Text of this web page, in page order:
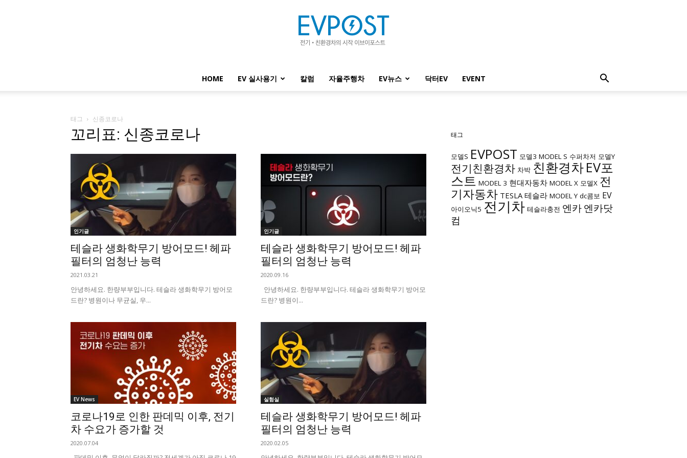
HOME EV 실사용기 칼럼 자율주행차 EV뉴스 닥터EV EVENT
태그 신종코로나
꼬리표: 신종코로나
인기글
테슬라 생화학무기 방어모드! 헤파
필터의 엄청난 능력
2021.03.21
안녕하세요. 한량부부입니다. 테슬라 생화학무기 방어모
드란? 병원이나 무균실, 우...
인기글
테슬라 생화학무기 방어모드! 헤파
필터의 엄청난 능력
2020.09.16
안녕하세요. 한량부부입니다. 테슬라 생화학무기 방어모
드란? 병원이...
EV News
코로나19로 인한 판데믹 이후, 전기
차 수요가 증가할 것
2020.07.04
실험실
테슬라 생화학무기 방어모드! 헤파
필터의 엄청난 능력
2020.02.05
태그
모델S EVPOST 모델3 MODEL S 수퍼차저 모델Y
전기친환경차 차박 친환경차EV포
스트 MODEL 3 현대자동차 MODEL X 모델X 전
기자동차 TESLA 테슬라 MODEL Y dc콤보 EV
아이오닉5 전기차 테슬라충전 엔카 엔카닷
컴